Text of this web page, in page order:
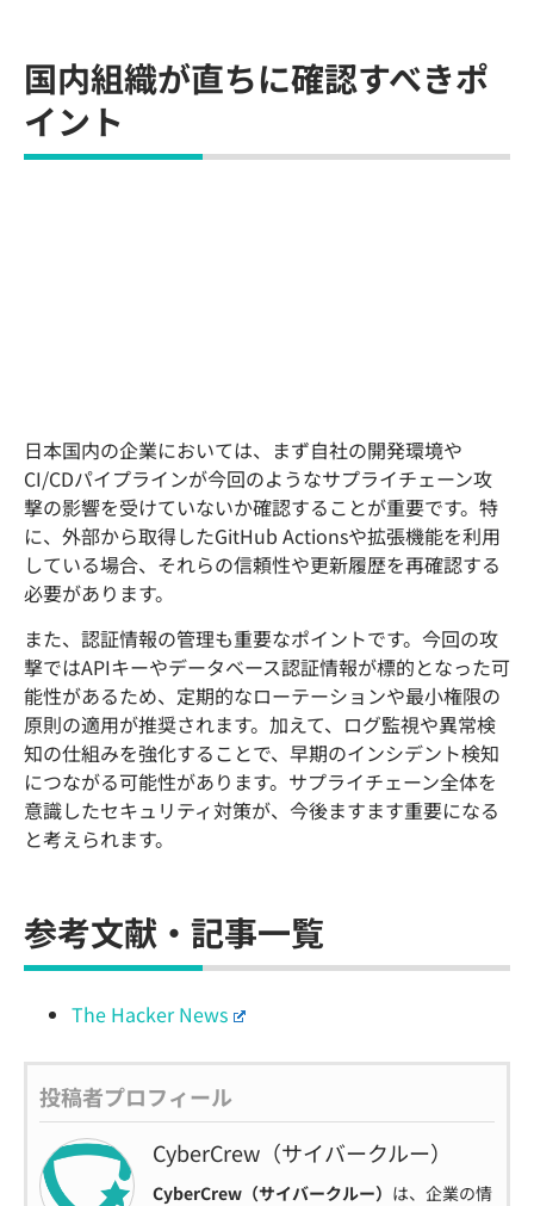
国内組織が直ちに確認すべきポ
イント
日本国内の企業においては、まず自社の開発環境や
CI/CDパイプラインが今回のようなサプライチェーン攻
撃の影響を受けていないか確認することが重要です。特
に、外部から取得したGitHub Actionsや拡張機能を利用
している場合、それらの信頼性や更新履歴を再確認する
必要があります。
また、認証情報の管理も重要なポイントです。今回の攻
撃ではAPIキーやデータベース認証情報が標的となった可
能性があるため、定期的なローテーションや最小権限の
原則の適用が推奨されます。加えて、ログ監視や異常検
知の仕組みを強化することで、早期のインシデント検知
につながる可能性があります。サプライチェーン全体を
意識したセキュリティ対策が、今後ますます重要になる
と考えられます。
参考文献・記事一覧
The Hacker News
投稿者プロフィール
CyberCrew（サイバークルー）
CyberCrew（サイバークルー） は、企業の情